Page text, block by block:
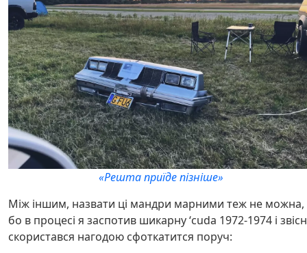
«Решта приїде пізніше»
Між іншим, назвати ці мандри марними теж не можна,
бо в процесі я заспотив шикарну ‘cuda 1972-1974 і
скористався нагодою сфоткатится поруч: